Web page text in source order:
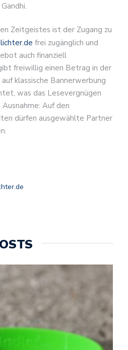
Zeitgeistes ist der Zugang zu
frei zugänglich und
auch finanziell
freiwillig einen Betrag in der
klassische Bannerwerbung
was das Lesevergnügen
Auf den
dürfen ausgewählte Partner